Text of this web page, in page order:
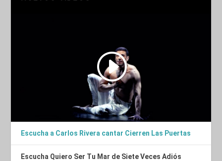
Escucha a Carlos Rivera cantar Cierren Las Puertas
Escucha Quiero Ser Tu Mar de Siete Veces Adiós